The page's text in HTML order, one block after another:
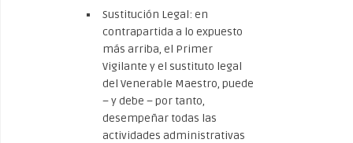
Sustitución Legal: en
contrapartida a lo expuesto
más arriba, el Primer
Vigilante y el sustituto legal
del Venerable Maestro, puede
– y debe – por tanto,
desempeñar todas las
actividades administrativas